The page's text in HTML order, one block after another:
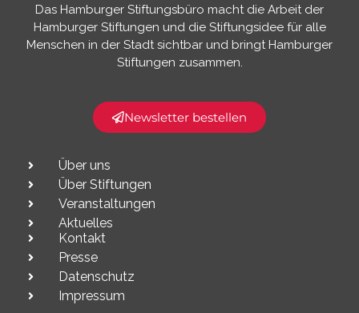
Das Hamburger Stiftungsbüro macht die Arbeit der
Hamburger Stiftungen und die Stiftungsidee für alle
Menschen in der Stadt sichtbar und bringt Hamburger
Stiftungen zusammen.​
Newsletter bestellen
Über uns
Über Stiftungen
Veranstaltungen
Aktuelles
Kontakt
Presse
Datenschutz
Impressum